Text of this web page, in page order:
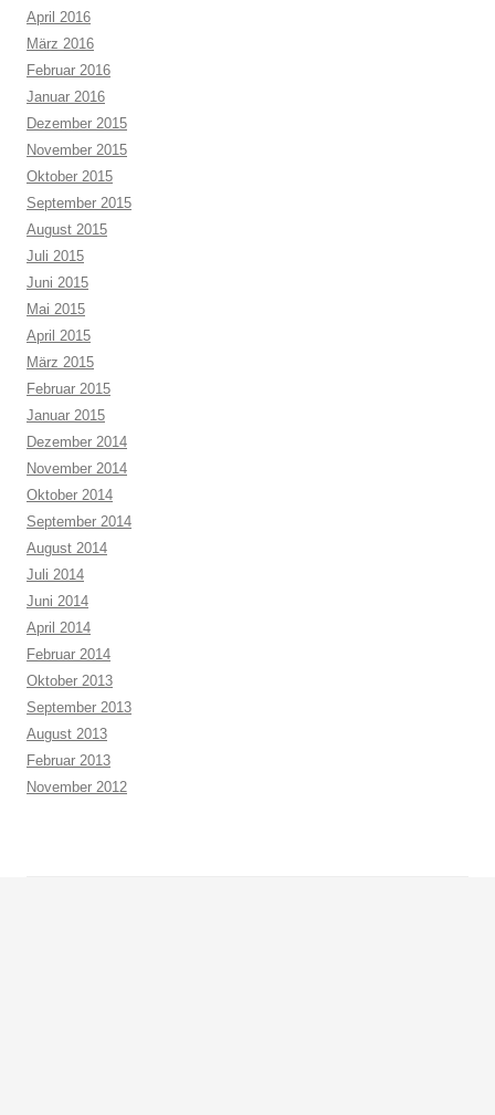
April 2016
März 2016
Februar 2016
Januar 2016
Dezember 2015
November 2015
Oktober 2015
September 2015
August 2015
Juli 2015
Juni 2015
Mai 2015
April 2015
März 2015
Februar 2015
Januar 2015
Dezember 2014
November 2014
Oktober 2014
September 2014
August 2014
Juli 2014
Juni 2014
April 2014
Februar 2014
Oktober 2013
September 2013
August 2013
Februar 2013
November 2012